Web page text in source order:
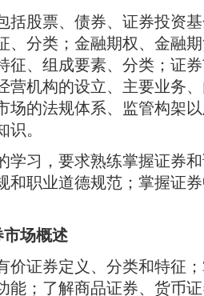
股票、债券、证券投资基
、分类；金融期权、金融
征、组成要素、分类；证
营机构的设立、主要业务
场的法规体系、监管构架
识。
习，要求熟练掌握证券和
和职业道德规范；掌握证
场概述
证券定义、分类和特征；
能；了解商品证券、货币